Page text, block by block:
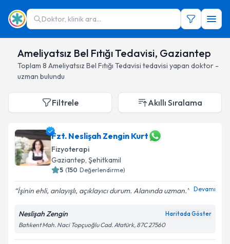
Doktor, klinik ara...
Ameliyatsız Bel Fıtığı Tedavisi, Gaziantep
Toplam 8 Ameliyatsız Bel Fıtığı Tedavisi tedavisi yapan doktor -
uzman bulundu
Filtrele Akıllı Sıralama
Fzt. Neslişah Zengin Kurt
Fizyoterapi
Gaziantep, Şehitkamil
5 (150 Değerlendirme)
İşinin ehli, anlayışlı, açıklayıcı durum. Alanında uzman. Devamı
Neslişah Zengin Haritada Göster
Batıkent Mah. Naci Topçuoğlu Cad. Atatürk, 87C 27560